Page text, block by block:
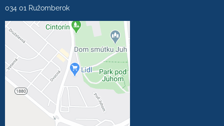
034 01 Ružomberok
Externý obsah je
blokovaný Voľbami
súkromia
Prajete si načítať externý
obsah?
Povoliť tentokrát